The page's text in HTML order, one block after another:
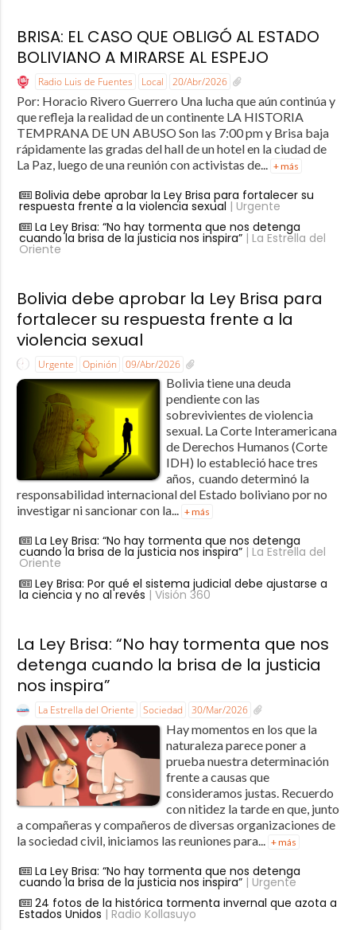
BRISA: EL CASO QUE OBLIGÓ AL ESTADO
BOLIVIANO A MIRARSE AL ESPEJO
Radio Luis de Fuentes Local 20/Abr/2026
Por: Horacio Rivero Guerrero Una lucha que aún continúa y
que refleja la realidad de un continente LA HISTORIA
TEMPRANA DE UN ABUSO Son las 7:00 pm y Brisa baja
rápidamente las gradas del hall de un hotel en la ciudad de
La Paz, luego de una reunión con activistas de...
+ más
Bolivia debe aprobar la Ley Brisa para fortalecer su
respuesta frente a la violencia sexual | Urgente
La Ley Brisa: “No hay tormenta que nos detenga
cuando la brisa de la justicia nos inspira”| La Estrella del
Oriente
Bolivia debe aprobar la Ley Brisa para
fortalecer su respuesta frente a la
violencia sexual
Urgente Opinión 09/Abr/2026
Bolivia tiene una deuda
pendiente con las
sobrevivientes de violencia
sexual. La Corte Interamericana
de Derechos Humanos (Corte
IDH) lo estableció hace tres
años, cuando determinó la
responsabilidad internacional del Estado boliviano por no
investigar ni sancionar con la... + más
La Ley Brisa: “No hay tormenta que nos detenga
cuando la brisa de la justicia nos inspira”| La Estrella del
Oriente
Ley Brisa: Por qué el sistema judicial debe ajustarse a
la ciencia y no al revés | Visión 360
La Ley Brisa: “No hay tormenta que nos
detenga cuando la brisa de la justicia
nos inspira”
La Estrella del Oriente Sociedad 30/Mar/2026
Hay momentos en los que la
naturaleza parece poner a
prueba nuestra determinación
frente a causas que
consideramos justas. Recuerdo
con nitidez la tarde en que, junto
a compañeras y compañeros de diversas organizaciones de
la sociedad civil, iniciamos las reuniones para... + más
La Ley Brisa: “No hay tormenta que nos detenga
cuando la brisa de la justicia nos inspira”| Urgente
24 fotos de la histórica tormenta invernal que azota a
Estados Unidos | Radio Kollasuyo